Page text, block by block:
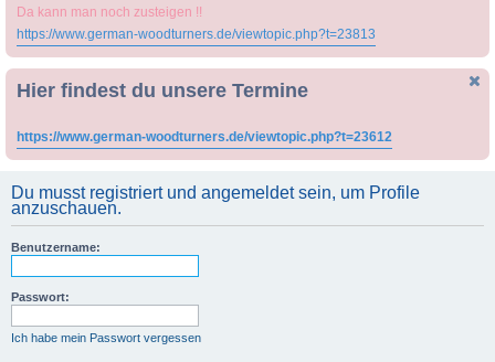
Da kann man noch zusteigen !!
https://www.german-woodturners.de/viewtopic.php?t=23813
Hier findest du unsere Termine
https://www.german-woodturners.de/viewtopic.php?t=23612
Du musst registriert und angemeldet sein, um Profile
anzuschauen.
Benutzername:
Passwort:
Ich habe mein Passwort vergessen